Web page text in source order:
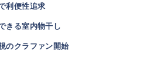
利便性追求
きる室内物干し
のクラファン開始